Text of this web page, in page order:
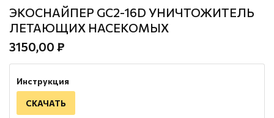
ЭКОСНАЙПЕР GC2-16D УНИЧТОЖИТЕЛЬ
ЛЕТАЮЩИХ НАСЕКОМЫХ
3150,00 ₽
Инструкция
СКАЧАТЬ